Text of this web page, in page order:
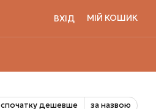
ВХІД МІЙ КОШИК
спочатку дешевше за назвою